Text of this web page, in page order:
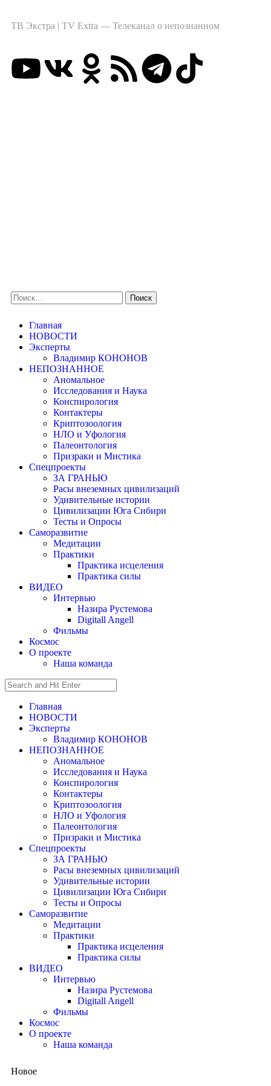
ТВ Экстра | TV Extra — Телеканал о непознанном
Главная
НОВОСТИ
Эксперты
Владимир КОНОНОВ
НЕПОЗНАННОЕ
Аномальное
Исследования и Наука
Конспирология
Контактеры
Криптозоология
НЛО и Уфология
Палеонтология
Призраки и Мистика
Спецпроекты
ЗА ГРАНЬЮ
Расы внеземных цивилизаций
Удивительные истории
Цивилизации Юга Сибири
Тесты и Опросы
Саморазвитие
Медитации
Практики
Практика исцеления
Практика силы
ВИДЕО
Интервью
Назира Рустемова
Digitall Angell
Фильмы
Космос
О проекте
Наша команда
Главная
НОВОСТИ
Эксперты
Владимир КОНОНОВ
НЕПОЗНАННОЕ
Аномальное
Исследования и Наука
Конспирология
Контактеры
Криптозоология
НЛО и Уфология
Палеонтология
Призраки и Мистика
Спецпроекты
ЗА ГРАНЬЮ
Расы внеземных цивилизаций
Удивительные истории
Цивилизации Юга Сибири
Тесты и Опросы
Саморазвитие
Медитации
Практики
Практика исцеления
Практика силы
ВИДЕО
Интервью
Назира Рустемова
Digitall Angell
Фильмы
Космос
О проекте
Наша команда
Новое